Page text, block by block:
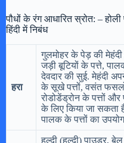
पौधों के रंग आधारित स्रोत: –
हिंदी में निबंध
हरा
गुलमोहर के पेड़ की
जड़ी बूटियों के पत्ते,
देवदार की सुई. मेहंदी
के सूखे पत्तों, वसंत
रोडोडेंड्रोन के पत्तों और
के लिए किया जा
पालक के पत्तों का
हल्दी (हल्दी) पाउडर,